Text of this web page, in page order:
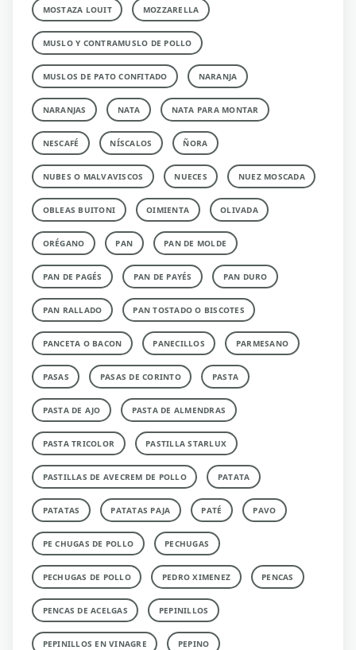
MOSTAZA LOUIT MOZZARELLA
MUSLO Y CONTRAMUSLO DE POLLO
MUSLOS DE PATO CONFITADO NARANJA
NARANJAS NATA NATA PARA MONTAR
NESCAFÉ NÍSCALOS ÑORA
NUBES O MALVAVISCOS NUECES NUEZ MOSCADA
OBLEAS BUITONI OIMIENTA OLIVADA
ORÉGANO PAN PAN DE MOLDE
PAN DE PAGÉS PAN DE PAYÉS PAN DURO
PAN RALLADO PAN TOSTADO O BISCOTES
PANCETA O BACON PANECILLOS PARMESANO
PASAS PASAS DE CORINTO PASTA
PASTA DE AJO PASTA DE ALMENDRAS
PASTA TRICOLOR PASTILLA STARLUX
PASTILLAS DE AVECREM DE POLLO PATATA
PATATAS PATATAS PAJA PATÉ PAVO
PE CHUGAS DE POLLO PECHUGAS
PECHUGAS DE POLLO PEDRO XIMENEZ PENCAS
PENCAS DE ACELGAS PEPINILLOS
PEPINILLOS EN VINAGRE PEPINO